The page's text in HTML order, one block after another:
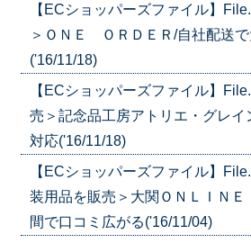
【ECショッパーズファイル】
＞ＯＮＥ ＯＲＤＥＲ/自社配送
('16/11/18)
【ECショッパーズファイル】
売＞記念品工房アトリエ・グレイ
対応('16/11/18)
【ECショッパーズファイル】
装用品を販売＞大関ＯＮＬＩＮ
間で口コミ広がる('16/11/04)